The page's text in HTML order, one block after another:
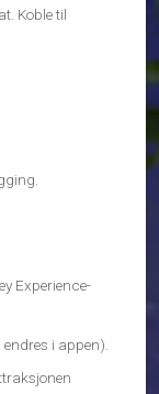
Koble til
Experience-
i appen).